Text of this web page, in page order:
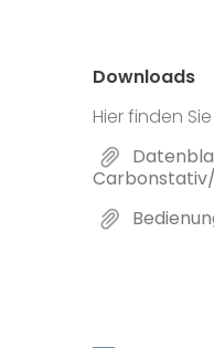
Downloads
Hier finden